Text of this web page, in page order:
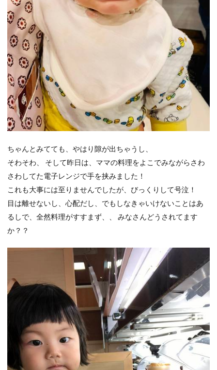
ちゃんとみてても、やはり隙が出ちゃうし、
そわそわ、 そして昨日は、ママの料理をよこでみながらさわ
さわしてた電子レンジで手を挟みました！
これも大事には至りませんでしたが、びっくりして号泣！
目は離せないし、心配だし、でもしなきゃいけないことはあ
るしで、全然料理がすすまず、、 みなさんどうされてます
か？？